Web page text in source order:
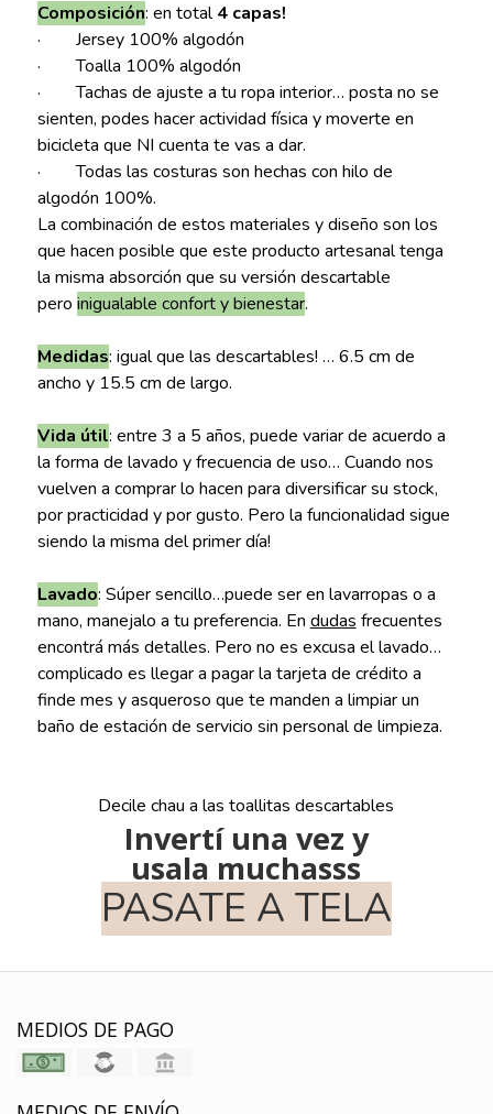
Composición: en total4 capas!
· Jersey 100% algodón
· Toalla 100% algodón
· Tachas de ajuste a tu ropa interior… posta no se
sienten, podes hacer actividad física y moverte en
bicicleta que NI cuenta te vas a dar.
· Todas las costuras son hechas con hilo de
algodón 100%.
La combinación de estos materiales y diseño son los
que hacen posible que este producto artesanal tenga
la misma absorción que su versión descartable
pero inigualable confort y bienestar.
Medidas: igual que las descartables! … 6.5 cm de
ancho y 15.5 cm de largo.
Vida útil: entre 3 a 5 años, puede variar de acuerdo a
la forma de lavado y frecuencia de uso… Cuando nos
vuelven a comprar lo hacen para diversificar su stock,
por practicidad y por gusto. Pero la funcionalidad sigue
siendo la misma del primer día!
Lavado: Súper sencillo…puede ser en lavarropas o a
mano, manejalo a tu preferencia. En dudas frecuentes
encontrá más detalles. Pero no es excusa el lavado…
complicado es llegar a pagar la tarjeta de crédito a
finde mes y asqueroso que te manden a limpiar un
baño de estación de servicio sin personal de limpieza.
Decile chau a las toallitas descartables
Invertí una vez y
usala muchasss
PASATE A TELA
MEDIOS DE PAGO